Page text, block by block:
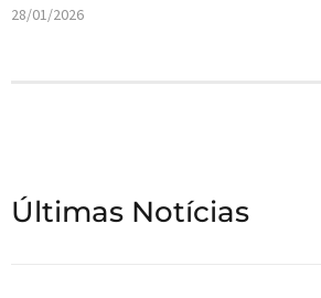
28/01/2026
Últimas Notícias